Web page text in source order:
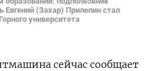
Евгений (Захар) Прилепин стал
университета
сейчас сообщает